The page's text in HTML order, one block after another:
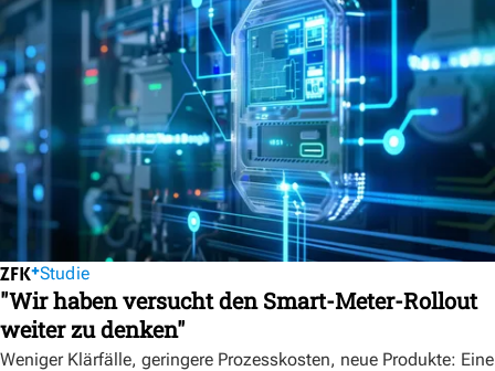
Studie
"Wir haben versucht den Smart-Meter-Rollout
weiter zu denken"
Weniger Klärfälle, geringere Prozesskosten, neue Produkte: Eine